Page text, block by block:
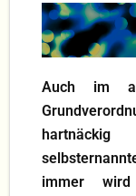
Blog
Auch im
immer